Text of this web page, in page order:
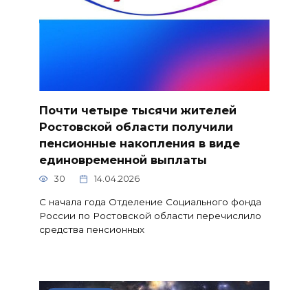
Почти четыре тысячи жителей
Ростовской области получили
пенсионные накопления в виде
единовременной выплаты
30 14.04.2026
С начала года Отделение Социального фонда
России по Ростовской области перечислило
средства пенсионных